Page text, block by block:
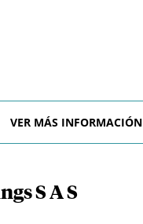
VER MÁS INFORMACIÓN
S A S